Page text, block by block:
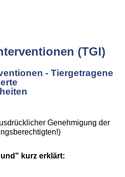
(TGI)
- Tiergetragene
Genehmigung der
kurz erklärt: